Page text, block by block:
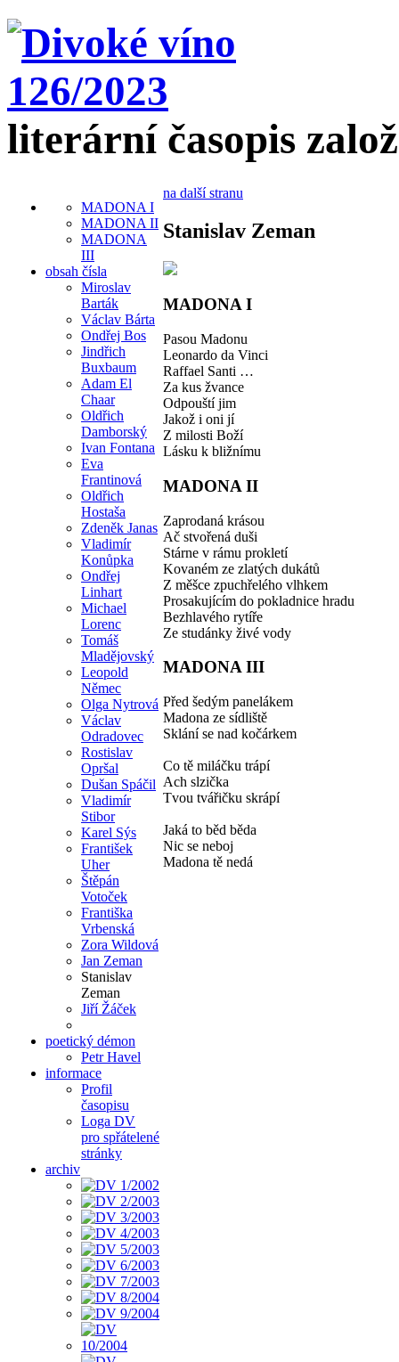
literární časopis
MADONA I
MADONA II
MADONA
III
obsah čísla
Miroslav
Barták
Václav Bárta
Ondřej Bos
Jindřich
Buxbaum
Adam El
Chaar
Oldřich
Damborský
Ivan Fontana
Eva
Frantinová
Oldřich
Hostaša
Zdeněk Janas
Vladimír
Konůpka
Ondřej
Linhart
Michael
Lorenc
Tomáš
Mladějovský
Leopold
Němec
Olga Nytrová
Václav
Odradovec
Rostislav
Opršal
Dušan Spáčil
Vladimír
Stibor
Karel Sýs
František
Uher
Štěpán
Votoček
Františka
Vrbenská
Zora Wildová
Jan Zeman
Stanislav
Zeman
Jiří Žáček
poetický démon
Petr Havel
informace
Profil
časopisu
Loga DV
pro spřátelené
stránky
archiv
na další stranu
Stanislav Zeman
MADONA I
Pasou Madonu
Leonardo da Vinci
Raffael Santi …
Za kus žvance
Odpouští jim
Jakož i oni jí
Z milosti Boží
Lásku k bližnímu
MADONA II
Zaprodaná krásou
Ač stvořená duši
Stárne v rámu prokletí
Kovaném ze zlatých dukátů
Z měšce zpuchřelého vlhkem
Prosakujícím do pokladnice hradu
Bezhlavého rytíře
Ze studánky živé vody
MADONA III
Před šedým panelákem
Madona ze sídliště
Sklání se nad kočárkem
Co tě miláčku trápí
Ach slzička
Tvou tvářičku skrápí
Jaká to běd běda
Nic se neboj
Madona tě nedá